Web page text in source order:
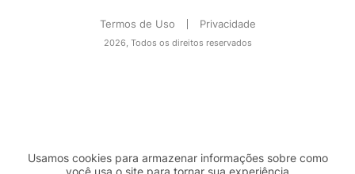
Termos de Uso Privacidade
2026, Todos os direitos reservados
Usamos cookies para armazenar informações sobre como